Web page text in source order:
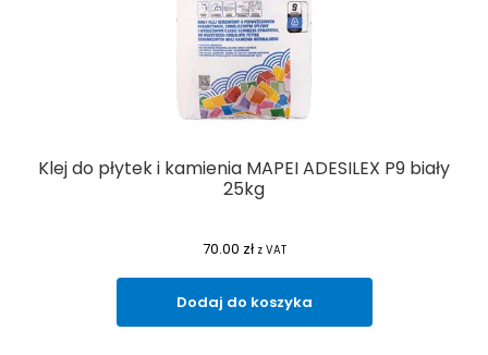
Klej do płytek i kamienia MAPEI ADESILEX P9 biały
25kg
70.00 zł z VAT
Dodaj do koszyka